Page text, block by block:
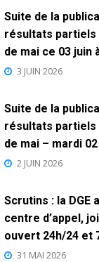
Suite de la
résultats partiels
de mai ce 03 juin
3 JUIN 2026
Suite de la
résultats partiels
de mai – mardi
2 JUIN 2026
Scrutins : la DGE
centre d’appel,
ouvert 24h/24 et
31 MAI 2026